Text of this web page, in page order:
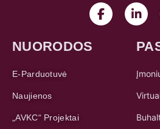
NUORODOS
E-Parduotuvė
Naujienos
„AVKC“ Projektai